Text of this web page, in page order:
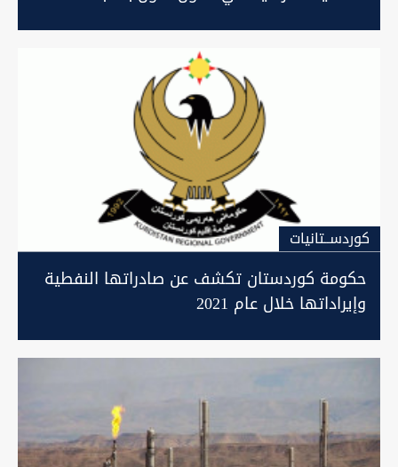
كوردســتانيات
حكومة كوردستان تكشف عن صادراتها النفطية
وإيراداتها خلال عام 2021